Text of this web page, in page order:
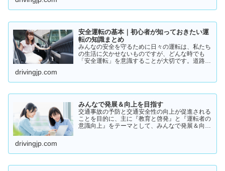
た。結論から言うと👇👉 …
安全運転の基本｜初心者が知っておきたい運
転の知識まとめ
みんなの安全を守るために日々の運転は、私たち
の生活に欠かせないものですが、どんな時でも
「安全運転」を意識することが大切です。道路状
過ぎや注意力の低下、小…
drivingjp.com
みんなで発展＆向上を目指す
交通事故の予防と交通安全性の向上が促進される
ことを目的に、主に『教育と啓発』と『運転者の
意識向上』をテーマとして、みんなで発展＆向上
drivingjp.com